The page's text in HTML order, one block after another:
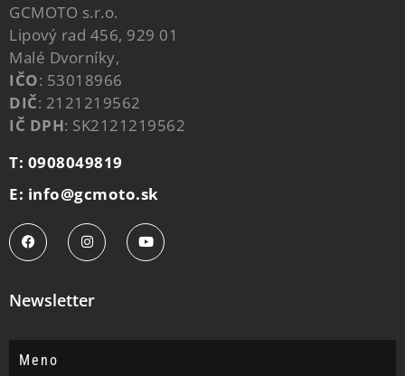
GCMOTO s.r.o.
Lipový rad 456, 929 01
Malé Dvorníky,
IČO: 53018966
DIČ: 2121219562
IČ DPH: SK2121219562
T: 0908049819
E: info@gcmoto.sk
Newsletter